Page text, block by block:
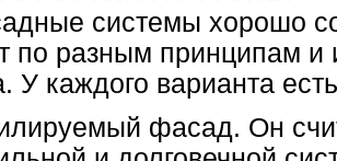
системы хорошо
по разным принципам
У каждого варианта
фасад. Он